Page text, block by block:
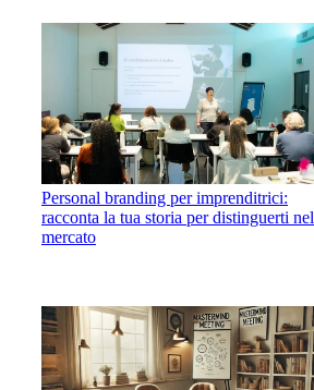
Personal branding per imprenditrici:
racconta la tua storia per distinguerti nel
mercato